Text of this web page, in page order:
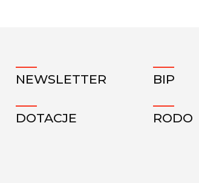
NEWSLETTER
DOTACJE
BIP
RODO